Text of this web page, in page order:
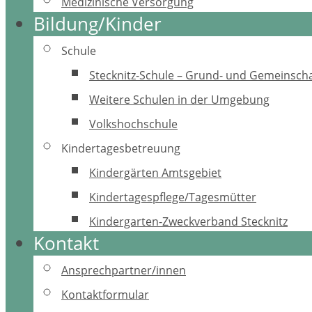
Bildung/Kinder
Schule
Stecknitz-Schule – Grund- und
Weitere Schulen in der Umgebung
Volkshochschule
Kindertagesbetreuung
Kindergärten Amtsgebiet
Kindertagespflege/Tagesmütter
Kindergarten-Zweckverband Stecknitz
Kontakt
Ansprechpartner/innen
Kontaktformular